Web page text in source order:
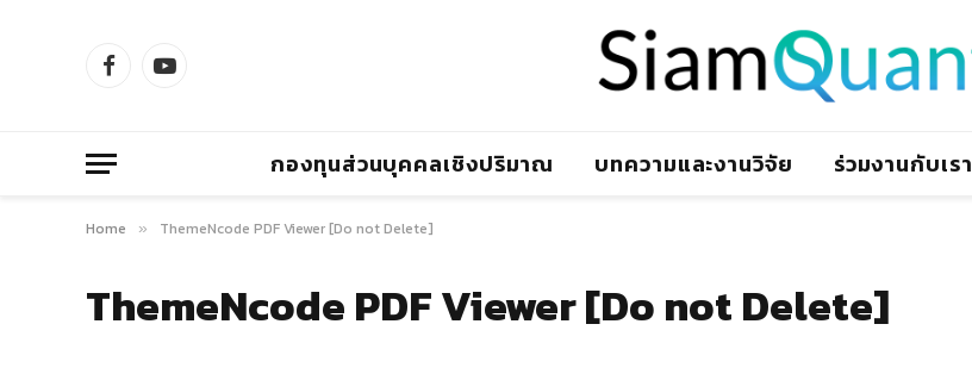
FacebookYouTube
กองทุนส่วนบุคคลเชิงปริมาณ บทความและงานวิจัย ร่วมงานกับเรา
Home » ThemeNcode PDF Viewer [Do not Delete]
ThemeNcode PDF Viewer [Do not Delete]